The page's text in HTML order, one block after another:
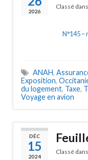
2026
Classé dans
N°145
ANAH,
Exposition,
du logement, Taxe,
Voyage en avion
DÉC
15
2024
Classé dans